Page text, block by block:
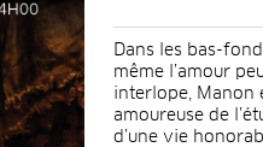
Dans les bas-
même l’amour
interlope, Manon
amoureuse de
d’une vie